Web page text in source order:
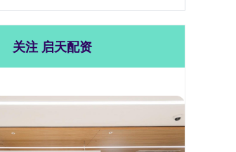
关注 启天配资